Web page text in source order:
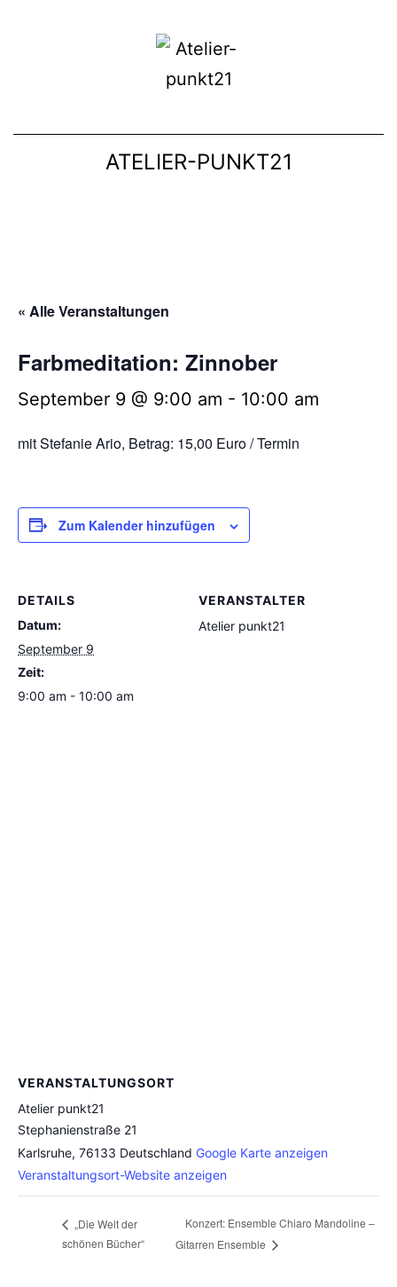
ATELIER-PUNKT21
« Alle Veranstaltungen
Farbmeditation: Zinnober
September 9 @ 9:00 am - 10:00 am
mitStefanieArio, Betrag: 15,00 Euro / Termin
Zum Kalender hinzufügen
DETAILS
Datum:
September 9
Zeit:
9:00 am - 10:00 am
VERANSTALTER
Atelier punkt21
VERANSTALTUNGSORT
Atelier punkt21
Stephanienstraße 21
Karlsruhe, 76133 Deutschland Google Karte anzeigen
Veranstaltungsort-Website anzeigen
„Die Welt der
schönen Bücher“
Konzert: Ensemble Chiaro Mandoline –
Gitarren Ensemble